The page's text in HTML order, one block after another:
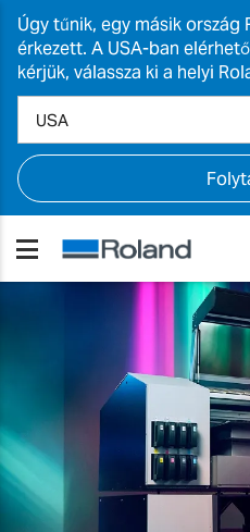
Úgy tűnik, egy másik ország
érkezett. A USA-ban
kérjük, válassza ki a helyi